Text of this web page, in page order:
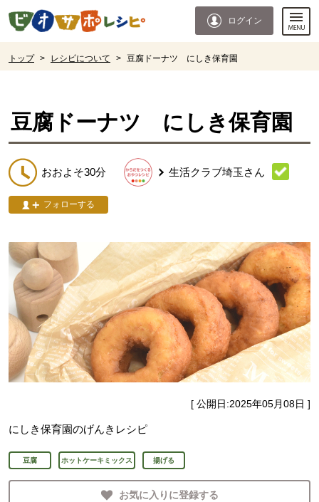
ページの先頭です。
ログイン
トップ > レシピについて > 豆腐ドーナツ にしき保育園
豆腐ドーナツ にしき保育園
おおよそ30分 生活クラブ埼玉 さん
フォローする
[ 公開日:2025年05月08日 ]
にしき保育園のげんきレシピ
豆腐 ホットケーキミックス 揚げる
お気に入りに登録する